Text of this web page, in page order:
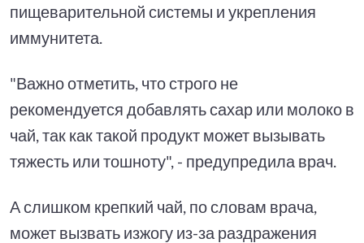
пищеварительной системы и укрепления
иммунитета.
"Важно отметить, что строго не
рекомендуется добавлять сахар или молоко в
чай, так как такой продукт может вызывать
тяжесть или тошноту", - предупредила врач.
А слишком крепкий чай, по словам врача,
может вызвать изжогу из-за раздражения